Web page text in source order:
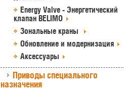
Energy Valve - Энергетический
клапан BELIMO
Зональные краны
Обновление и модернизация
Аксессуары
Приводы специального
назначения